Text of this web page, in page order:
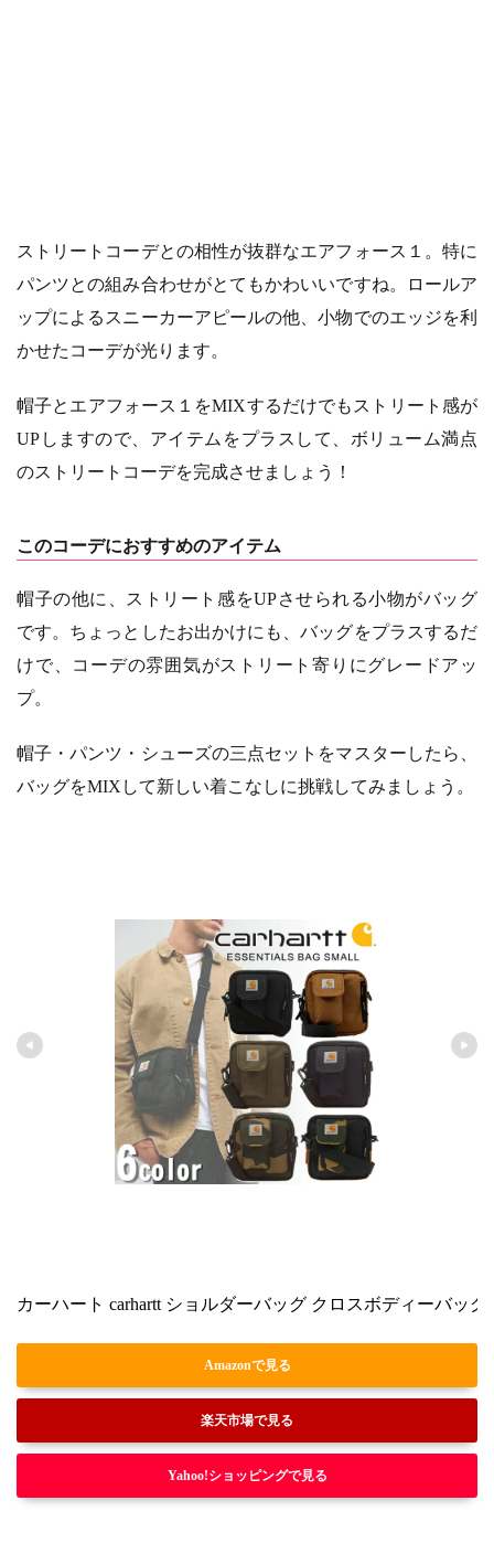
ストリートコーデとの相性が抜群なエアフォース１。特に
パンツとの組み合わせがとてもかわいいですね。ロールア
ップによるスニーカーアピールの他、小物でのエッジを利
かせたコーデが光ります。
帽子とエアフォース１をMIXするだけでもストリート感が
UPしますので、アイテムをプラスして、ボリューム満点
のストリートコーデを完成させましょう！
このコーデにおすすめのアイテム
帽子の他に、ストリート感をUPさせられる小物がバッグ
です。ちょっとしたお出かけにも、バッグをプラスするだ
けで、コーデの雰囲気がストリート寄りにグレードアッ
プ。
帽子・パンツ・シューズの三点セットをマスターしたら、
バッグをMIXして新しい着こなしに挑戦してみましょう。
カーハート carhartt ショルダーバッグ クロスボディーバッ
Amazonで見る
楽天市場で見る
Yahoo!ショッピングで見る